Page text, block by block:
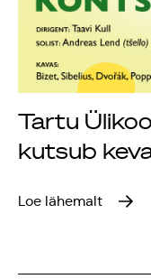
Tartu
kutsub
Loe lähemalt